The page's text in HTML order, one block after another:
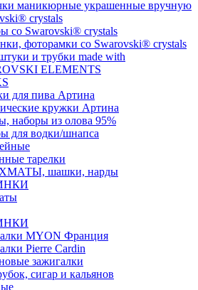
маникюрные украшенные вручную
crystals
со Swarovski® crystals
фоторамки со Swarovski® crystals
и трубки made with
ELEMENTS
для пива Артина
кружки Артина
наборы из олова 95%
для водки/шнапса
тарелки
шашки, нарды
MYON Франция
Pierre Cardin
зажигалки
сигар и кальянов